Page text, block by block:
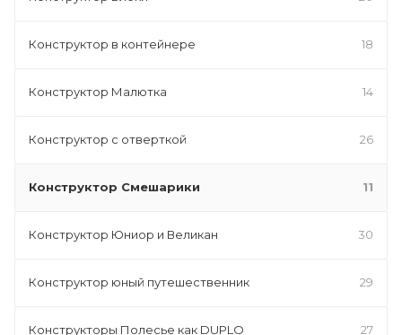
Конструктор в контейнере 18
Конструктор Малютка 14
Конструктор с отверткой 26
Конструктор Смешарики 11
Конструктор Юниор и Великан 30
Конструктор юный путешественник 29
Конструкторы Полесье как DUPLO 27